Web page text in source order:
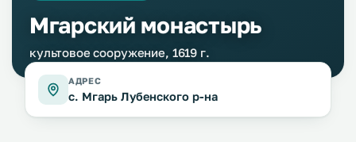
Мгарский монастырь
культовое сооружение, 1619 г.
АДРЕС
с. Мгарь Лубенского р-на